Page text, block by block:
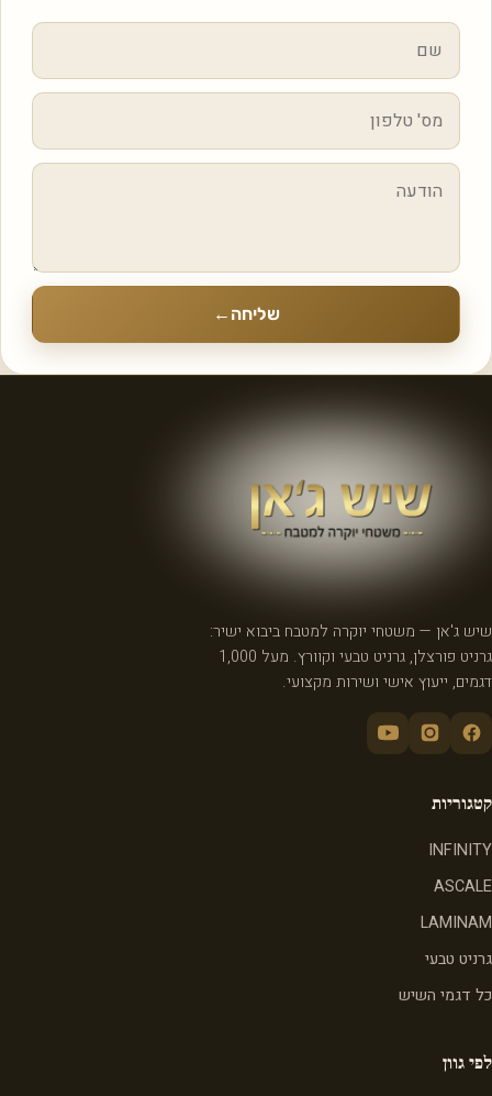
שליחה ←
שיש ג'אן — משטחי יוקרה למטבח ביבוא ישיר:
גרניט פורצלן, גרניט טבעי וקוורץ. מעל 1,000
דגמים, ייעוץ אישי ושירות מקצועי.
קטגוריות
INFINITY
ASCALE
LAMINAM
גרניט טבעי
כל דגמי השיש
לפי גוון